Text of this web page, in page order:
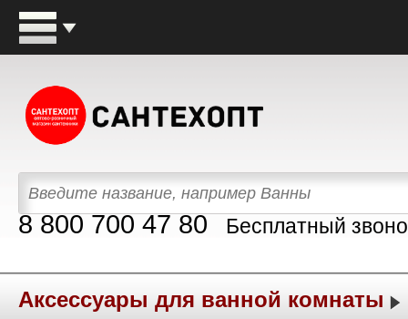
8 800 700 47 80 Бесплатный
Аксессуары для ванной комнаты